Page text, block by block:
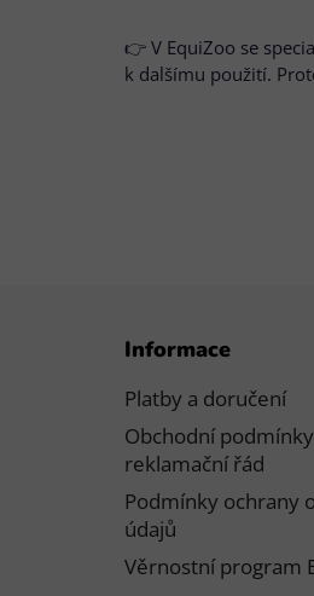
👉 V EquiZoo se
k dalšímu použití.
Informace
Platby a doručení
Obchodní
reklamační řád
Podmínky ochrany
údajů
Věrnostní program